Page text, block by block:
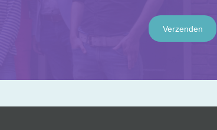
Verzenden